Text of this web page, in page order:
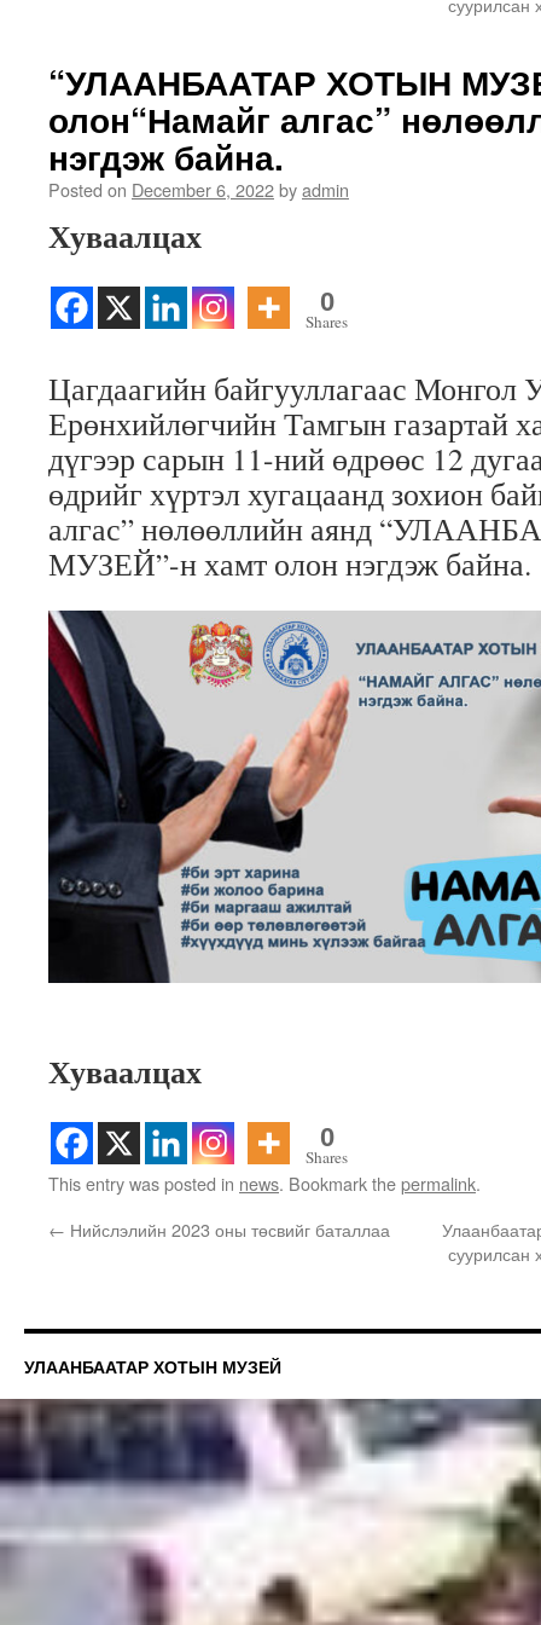
“УЛААНБААТАР ХОТЫН
олон“Намайг алгас”
нэгдэж байна.
Posted on December 6, 2022byadmin
Хуваалцах
0
Shares
Цагдаагийн байгууллагаас Монгол
Ерөнхийлөгчийн Тамгын газартай
дүгээр сарын 11-ний өдрөөс 12
өдрийг хүртэл хугацаанд зохион
алгас” нөлөөллийн аянд
МУЗЕЙ”-н хамт олон нэгдэж байна.
Хуваалцах
0
Shares
This entry was posted in news. Bookmark thepermalink.
← Нийслэлийн 2023 оны төсвийг баталлаа
суурилсан
УЛААНБААТАР ХОТЫН МУЗЕЙ